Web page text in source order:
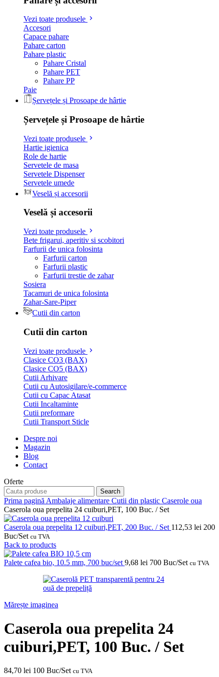
Vezi toate produsele
Accesori
Capace pahare
Pahare carton
Pahare plastic
Pahare Cristal
Pahare PET
Pahare PP
Paie
Șervețele și Prosoape de hârtie
Șervețele și Prosoape de hârtie
Vezi toate produsele
Hartie igienica
Role de hartie
Servetele de masa
Servetele Dispenser
Servetele umede
Veselă și accesorii
Veselă și accesorii
Vezi toate produsele
Bete frigarui, aperitiv si scobitori
Farfurii de unica folosinta
Farfurii carton
Farfurii plastic
Farfurii trestie de zahar
Sosiera
Tacamuri de unica folosinta
Zahar-Sare-Piper
Cutii din carton
Cutii din carton
Vezi toate produsele
Clasice CO3 (BAX)
Clasice CO5 (BAX)
Cutii Arhivare
Cutii cu Autosigilare/e-commerce
Cutii cu Capac Atasat
Cutii Incaltaminte
Cutii preformare
Cutii Transport Sticle
Despre noi
Magazin
Blog
Contact
Oferte
Search
Prima pagină Ambalaje alimentare Cutii din plastic Caserole oua
Caserola oua prepelita 24 cuiburi,PET, 100 Buc. / Set
Caserola oua prepelita 12 cuiburi,PET, 200 Buc. / Set 112,53 lei 200
Buc/Set cu TVA
Back to products
Palete cafea bio, 10.5 mm, 700 buc/set 9,68 lei 700 Buc/Set cu TVA
Mărește imaginea
Caserola oua prepelita 24
cuiburi,PET, 100 Buc. / Set
84,70 lei 100 Buc/Set cu TVA